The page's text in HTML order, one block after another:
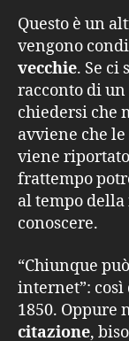
Questo è un
vengono
vecchie. Se ci
racconto di
chiedersi che
avviene che
viene
frattempo
al tempo
conoscere.
“Chiunque
internet”:
1850. Oppure
citazione,